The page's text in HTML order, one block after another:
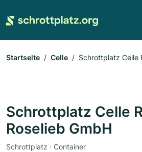
Startseite Celle
Schrottplatz Celle
Schrottplatz Celle
Roselieb GmbH
Schrottplatz · Container